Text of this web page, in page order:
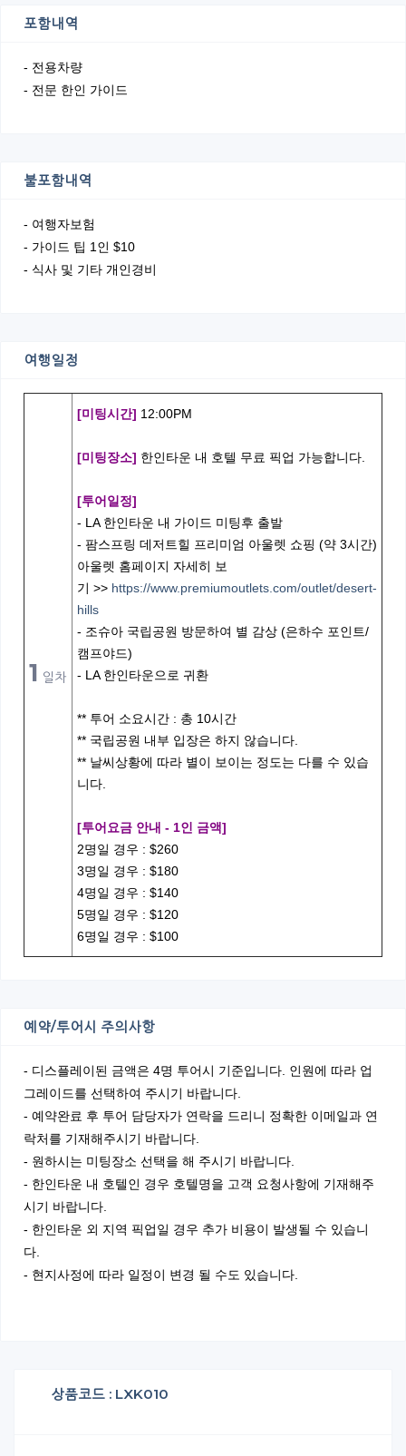
포함내역
- 전용차량
- 전문 한인 가이드
불포함내역
- 여행자보험
- 가이드 팁 1인 $10
- 식사 및 기타 개인경비
여행일정
1 일차
[미팅시간] 12:00PM
[미팅장소] 한인타운 내 호텔 무료 픽업 가능합니다.
[투어일정]
- LA 한인타운 내 가이드 미팅후 출발
- 팜스프링 데저트힐 프리미엄 아울렛 쇼핑 (약 3시간)
아울렛 홈페이지 자세히 보
기 >> https://www.premiumoutlets.com/outlet/desert-
hills
- 조슈아 국립공원 방문하여 별 감상 (은하수 포인트/
캠프야드)
- LA 한인타운으로 귀환
** 투어 소요시간 : 총 10시간
** 국립공원 내부 입장은 하지 않습니다.
** 날씨상황에 따라 별이 보이는 정도는 다를 수 있습
니다.
[투어요금 안내 - 1인 금액]
2명일 경우 : $260
3명일 경우 : $180
4명일 경우 : $140
5명일 경우 : $120
6명일 경우 : $100
예약/투어시 주의사항
- 디스플레이된 금액은 4명 투어시 기준입니다. 인원에 따라 업
그레이드를 선택하여 주시기 바랍니다.
- 예약완료 후 투어 담당자가 연락을 드리니 정확한 이메일과 연
락처를 기재해주시기 바랍니다.
- 원하시는 미팅장소 선택을 해 주시기 바랍니다.
- 한인타운 내 호텔인 경우 호텔명을 고객 요청사항에 기재해주
시기 바랍니다.
- 한인타운 외 지역 픽업일 경우 추가 비용이 발생될 수 있습니
다.
- 현지사정에 따라 일정이 변경 될 수도 있습니다.
상품코드 : LXK010